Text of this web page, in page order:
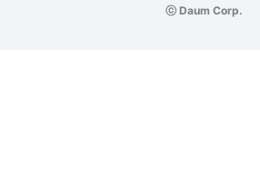
ⓒ Daum Corp.